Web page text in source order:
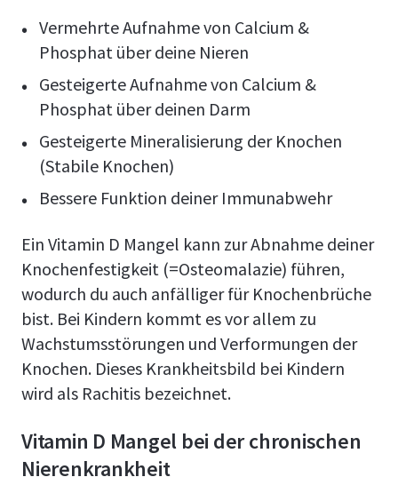
Vermehrte Aufnahme von Calcium &
Phosphat über deine Nieren
Gesteigerte Aufnahme von Calcium &
Phosphat über deinen Darm
Gesteigerte Mineralisierung der Knochen
(Stabile Knochen)
Bessere Funktion deiner Immunabwehr
Ein Vitamin D Mangel kann zur Abnahme deiner
Knochenfestigkeit (=Osteomalazie) führen,
wodurch du auch anfälliger für Knochenbrüche
bist. Bei Kindern kommt es vor allem zu
Wachstumsstörungen und Verformungen der
Knochen. Dieses Krankheitsbild bei Kindern
wird als Rachitis bezeichnet.
Vitamin D Mangel bei der chronischen
Nierenkrankheit